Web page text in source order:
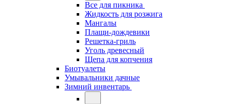
Все для пикника
Жидкость для розжига
Мангалы
Плащи-дождевики
Решетка-гриль
Уголь древесный
Щепа для копчения
Биотуалеты
Умывальники дачные
Зимний инвентарь